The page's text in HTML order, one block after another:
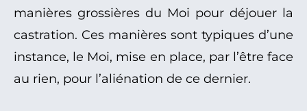
manières grossières du Moi pour déjouer la
castration. Ces manières sont typiques d’une
instance, le Moi, mise en place, par l’être face
au rien, pour l’aliénation de ce dernier.